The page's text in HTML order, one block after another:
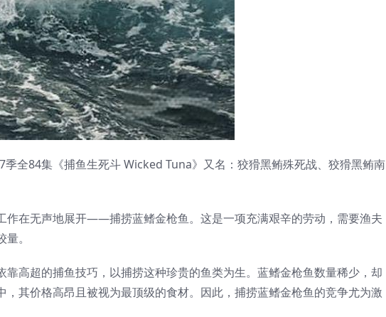
全84集《捕鱼生死斗 Wicked Tuna》又名：狡猾黑鲔殊死战、狡猾黑鲔南
作在无声地展开——捕捞蓝鳍金枪鱼。这是一项充满艰辛的劳动，需要渔夫
。
高超的捕鱼技巧，以捕捞这种珍贵的鱼类为生。蓝鳍金枪鱼数量稀少，却
其价格高昂且被视为最顶级的食材。因此，捕捞蓝鳍金枪鱼的竞争尤为激